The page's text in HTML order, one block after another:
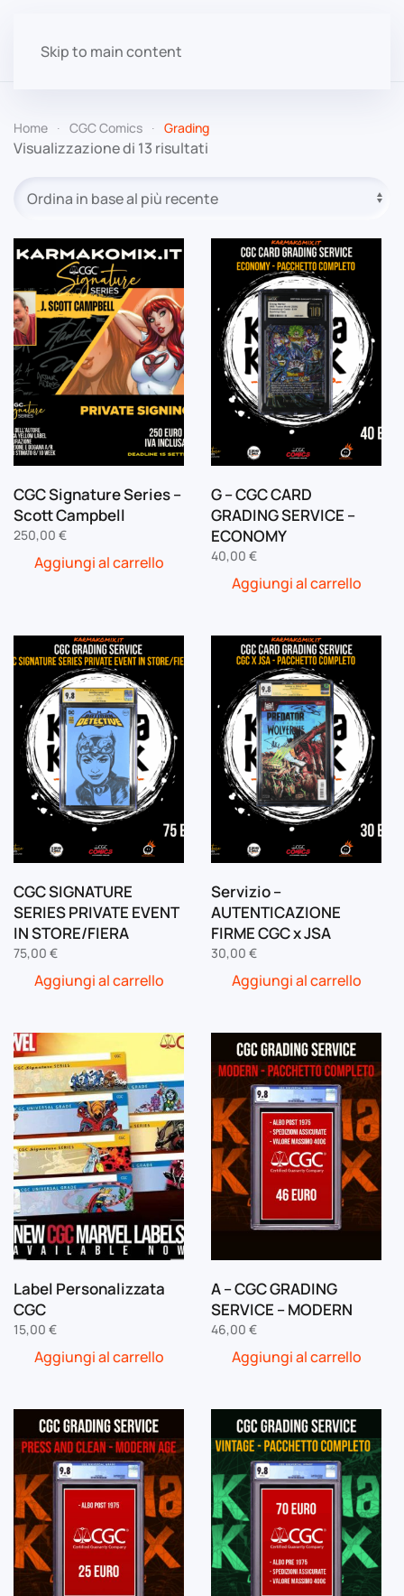
Skip to main content
Home CGC Comics Grading
Visualizzazione di 13 risultati
più
recente
CGC Signature Series –
Scott Campbell
250,00 €
Aggiungi al carrello
G – CGC CARD
GRADING SERVICE –
ECONOMY
40,00 €
Aggiungi al carrello
CGC SIGNATURE
SERIES PRIVATE EVENT
IN STORE/FIERA
75,00 €
Aggiungi al carrello
Servizio –
AUTENTICAZIONE
FIRME CGC x JSA
30,00 €
Aggiungi al carrello
Label Personalizzata
CGC
15,00 €
Aggiungi al carrello
A – CGC GRADING
SERVICE – MODERN
46,00 €
Aggiungi al carrello